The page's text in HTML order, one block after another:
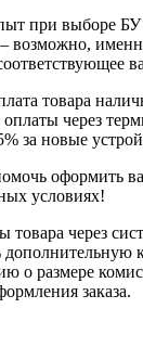
при выборе БУ
возможно,
товара
через
за новые
оформить
условиях!
товара через
дополнительную
о размере
заказа.